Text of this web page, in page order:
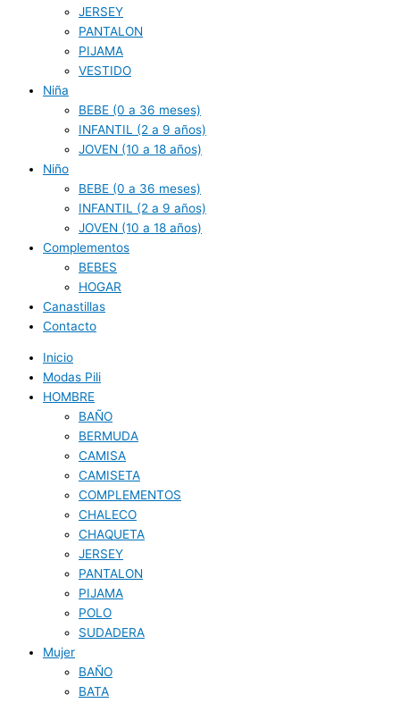
JERSEY
PANTALON
PIJAMA
VESTIDO
Niña
BEBE (0 a 36 meses)
INFANTIL (2 a 9 años)
JOVEN (10 a 18 años)
Niño
BEBE (0 a 36 meses)
INFANTIL (2 a 9 años)
JOVEN (10 a 18 años)
Complementos
BEBES
HOGAR
Canastillas
Contacto
Inicio
Modas Pili
HOMBRE
BAÑO
BERMUDA
CAMISA
CAMISETA
COMPLEMENTOS
CHALECO
CHAQUETA
JERSEY
PANTALON
PIJAMA
POLO
SUDADERA
Mujer
BAÑO
BATA